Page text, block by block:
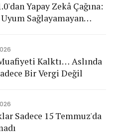
Yapay Zekâ Çağına:
Sağlayamayan
Kalktı… Aslında
Bir Vergi Değil
Sadece 15 Temmuz'da